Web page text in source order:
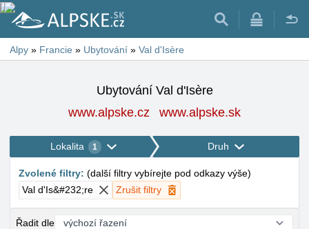
Alpy » Francie » Ubytování » Val d'Isère
Ubytování Val d'Isère
www.alpske.cz
www.alpske.sk
Lokalita 1 Druh
Zvolené filtry: (další filtry vybírejte pod odkazy výše)
Val d'Is&#232;re
Zrušit filtry
Řadit dle